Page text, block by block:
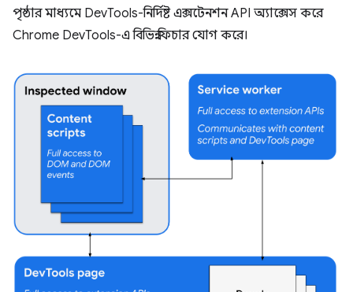
পৃষ্ঠার মাধ্যমে DevTools-নির্দিষ্ট এক্সটেনশন API অ্যাক্সেস করে
Chrome DevTools-এ বিভিন্ন ফিচার যোগ করে।